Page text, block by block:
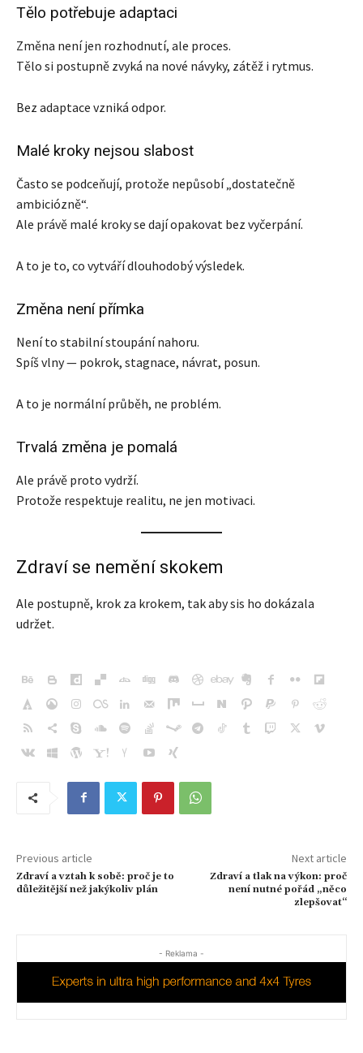
Tělo potřebuje adaptaci
Změna není jen rozhodnutí, ale proces.
Tělo si postupně zvyká na nové návyky, zátěž i rytmus.
Bez adaptace vzniká odpor.
Malé kroky nejsou slabost
Často se podceňují, protože nepůsobí „dostatečně
ambiciózně“.
Ale právě malé kroky se dají opakovat bez vyčerpání.
A to je to, co vytváří dlouhodobý výsledek.
Změna není přímka
Není to stabilní stoupání nahoru.
Spíš vlny — pokrok, stagnace, návrat, posun.
A to je normální průběh, ne problém.
Trvalá změna je pomalá
Ale právě proto vydrží.
Protože respektuje realitu, ne jen motivaci.
Zdraví se nemění skokem
Ale postupně, krok za krokem, tak aby sis ho dokázala
udržet.
Previous article
Zdraví a vztah k sobě: proč je to
důležitější než jakýkoliv plán
Next article
Zdraví a tlak na výkon: proč
není nutné pořád „něco
zlepšovat“
- Reklama -